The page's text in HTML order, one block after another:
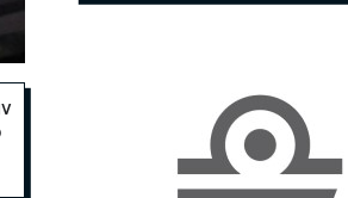
«Η ακρίβεια «γονατίζει»
την κοινωνία - Νέα μεγάλη
έρευνα της Pulse για το